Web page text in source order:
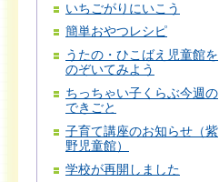
いちごがりにいこう
簡単おやつレシピ
うたの・ひこばえ児童館を
のぞいてみよう
ちっちゃい子くらぶ今週の
できごと
子育て講座のお知らせ（紫
野児童館）
学校が再開しました